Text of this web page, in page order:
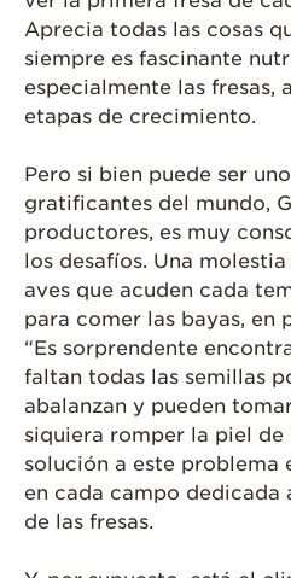
Aprecia todas las cosas
siempre es fascinante
especialmente las fresas,
etapas de crecimiento.
Pero si bien puede ser
gratificantes del mundo,
productores, es muy
los desafíos. Una
aves que acuden cada
para comer las bayas, en
“Es sorprendente
faltan todas las semillas
abalanzan y pueden
siquiera romper la piel de
solución a este problema
en cada campo dedicada
de las fresas.